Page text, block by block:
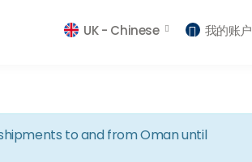
UK - Chinese 我的账户
to and from Oman until